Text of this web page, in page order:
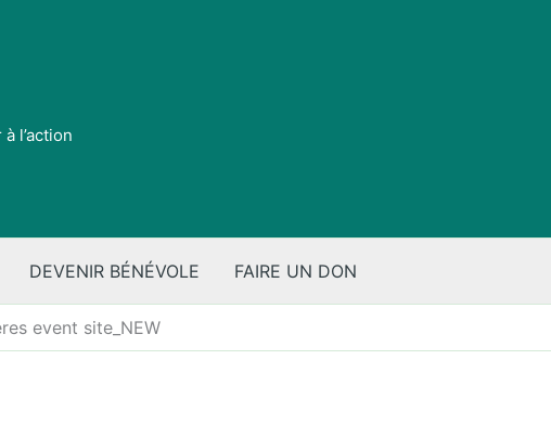
l’action
DEVENIR BÉNÉVOLE FAIRE UN DON
event site_NEW